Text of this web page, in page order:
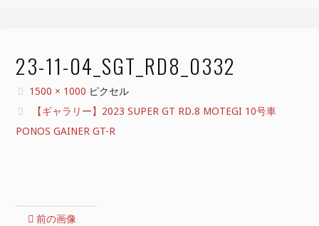
23-11-04_SGT_RD8_0332
フ
ル
サ
1500 × 1000 ピクセル
【ギャラリー】2023 SUPER GT RD.8 MOTEGI 10号車
PONOS GAINER GT-R
前の画像